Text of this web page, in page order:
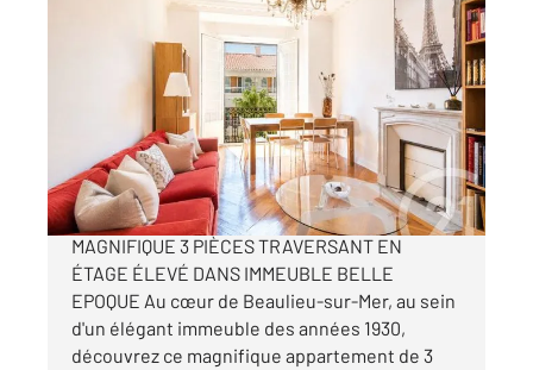
BEAULIEU SUR MER 06
, 3 pièces
Appartement F3 à vendre
695 000 €
BEAULIEU-SUR-MER, CENTRE-VILLE,
MAGNIFIQUE 3 PIÈCES TRAVERSANT EN
ÉTAGE ÉLEVÉ DANS IMMEUBLE BELLE
EPOQUE Au cœur de Beaulieu-sur-Mer, au sein
d'un élégant immeuble des années 1930,
découvrez ce magnifique appartement de 3